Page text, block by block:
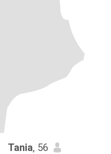
Tania, 56